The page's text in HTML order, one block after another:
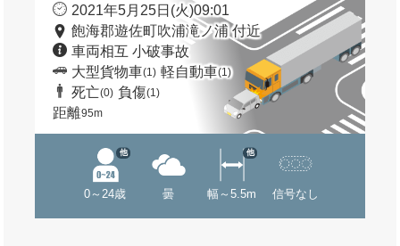
2021年5月25日(火)09:01
飽海郡遊佐町吹浦滝ノ浦 付近
車両相互 小破事故
大型貨物車(1) 軽自動車(1)
死亡(0) 負傷(1)
距離95m
0～24歳
他
曇 幅～5.5m
他
信号なし